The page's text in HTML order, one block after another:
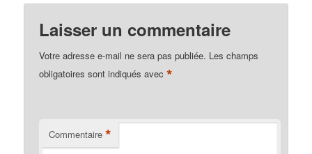
Laisser un commentaire
Votre adresse e-mail ne sera pas publiée. Les champs
obligatoires sont indiqués avec*
Commentaire *